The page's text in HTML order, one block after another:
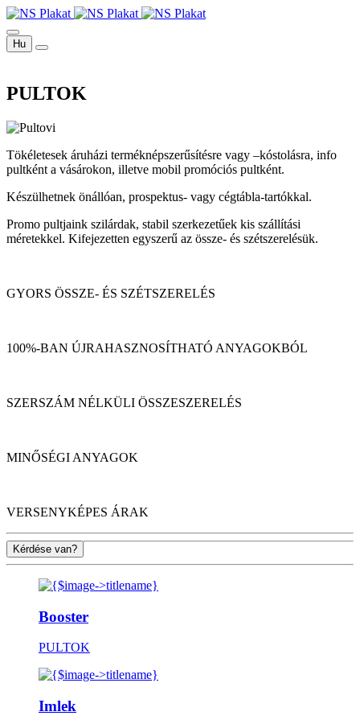
Hu
PULTOK
Tökéletesek áruházi terméknépszerűsítésre vagy –kóstolásra, info
pultként a vásárokon, illetve mobil promóciós pultként.
Készülhetnek önállóan, prospektus- vagy cégtábla-tartókkal.
Promo pultjaink szilárdak, stabil szerkezetűek kis szállítási
méretekkel. Kifejezetten egyszerű az össze- és szétszerelésük.
GYORS ÖSSZE- ÉS SZÉTSZERELÉS
100%-BAN ÚJRAHASZNOSÍTHATÓ ANYAGOKBÓL
SZERSZÁM NÉLKÜLI ÖSSZESZERELÉS
MINŐSÉGI ANYAGOK
VERSENYKÉPES ÁRAK
Kérdése van?
Booster
PULTOK
Imlek